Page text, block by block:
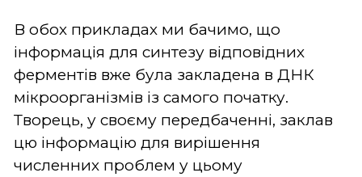
В обох прикладах ми бачимо, що
інформація для синтезу відповідних
ферментів вже була закладена в ДНК
мікроорганізмів із самого початку.
Творець, у своєму передбаченні, заклав
цю інформацію для вирішення
численних проблем у цьому